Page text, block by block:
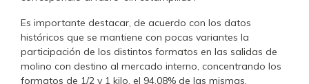
Es importante destacar, de acuerdo con los datos
históricos que se mantiene con pocas variantes la
participación de los distintos formatos en las salidas de
molino con destino al mercado interno, concentrando los
formatos de 1/2 y 1 kilo, el 94,08% de las mismas.